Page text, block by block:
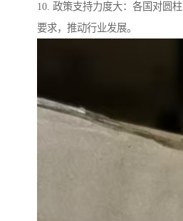
10. 政策支持力度大：各国对圆
要求，推动行业发展。